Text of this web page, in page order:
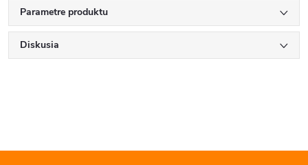
Parametre produktu
Diskusia